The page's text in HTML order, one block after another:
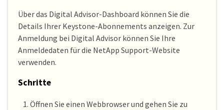
Über das Digital Advisor-Dashboard können Sie die
Details Ihrer Keystone-Abonnements anzeigen. Zur
Anmeldung bei Digital Advisor können Sie Ihre
Anmeldedaten für die NetApp Support-Website
verwenden.
Schritte
Öffnen Sie einen Webbrowser und gehen Sie zu